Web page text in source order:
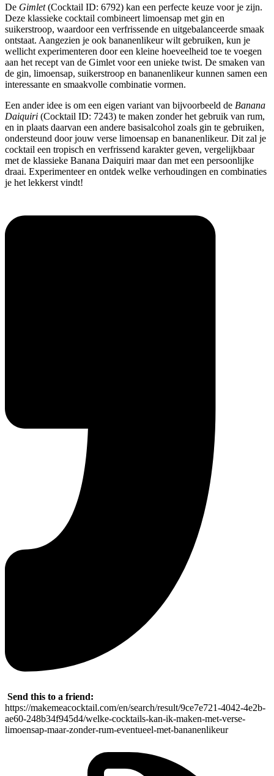
De Gimlet(Cocktail ID: 6792) kan een perfecte keuze voor je zijn.
Deze klassieke cocktail combineert limoensap met gin en
suikerstroop, waardoor een verfrissende en uitgebalanceerde smaak
ontstaat. Aangezien je ook bananenlikeur wilt gebruiken, kun je
wellicht experimenteren door een kleine hoeveelheid toe te voegen
aan het recept van de Gimlet voor een unieke twist. De smaken van
de gin, limoensap, suikerstroop en bananenlikeur kunnen samen een
interessante en smaakvolle combinatie vormen.
Een ander idee is om een eigen variant van bijvoorbeeld de Banana
Daiquiri (Cocktail ID: 7243) te maken zonder het gebruik van rum,
en in plaats daarvan een andere basisalcohol zoals gin te gebruiken,
ondersteund door jouw verse limoensap en bananenlikeur. Dit zal je
cocktail een tropisch en verfrissend karakter geven, vergelijkbaar
met de klassieke Banana Daiquiri maar dan met een persoonlijke
draai. Experimenteer en ontdek welke verhoudingen en combinaties
je het lekkerst vindt!
Send this to a friend:
https://makemeacocktail.com/en/search/result/9ce7e721-4042-4e2b-
ae60-248b34f945d4/welke-cocktails-kan-ik-maken-met-verse-
limoensap-maar-zonder-rum-eventueel-met-bananenlikeur